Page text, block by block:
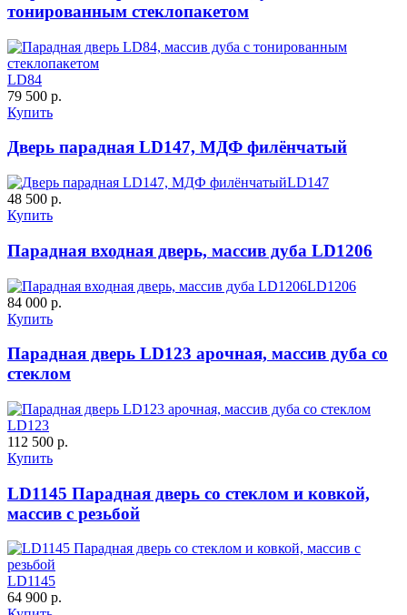
К-11 СС
К-35 С
К-36 46 30
C67
тонированным стеклопакетом
LD84
79 500 р.
Купить
Дверь парадная LD147, МДФ филёнчатый
LD147
48 500 р.
Купить
Парадная входная дверь, массив дуба LD1206
LD1206
84 000 р.
Купить
Парадная дверь LD123 арочная, массив дуба со
стеклом
LD123
112 500 р.
Купить
LD1145 Парадная дверь со стеклом и ковкой,
массив с резьбой
LD1145
64 900 р.